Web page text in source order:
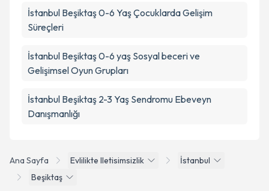
Ana Sayfa Evlilikte Iletisimsizlik
İstanbul
Beşiktaş
İstanbul Beşiktaş 0-6 Yaş Çocuklarda Gelişim
Süreçleri
İstanbul Beşiktaş 0-6 yaş Sosyal beceri ve
Gelişimsel Oyun Grupları
İstanbul Beşiktaş 2-3 Yaş Sendromu Ebeveyn
Danışmanlığı